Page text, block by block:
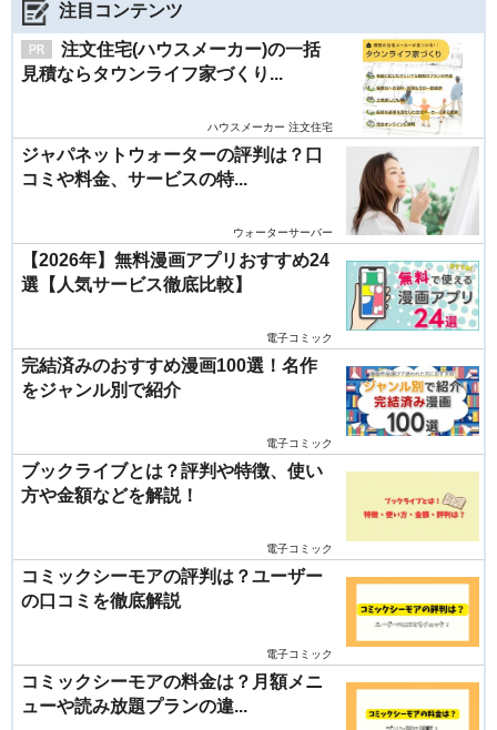
注目コンテンツ
注文住宅(ハウスメーカー)の一括
見積ならタウンライフ家づくり...
ハウスメーカー 注文住宅
ジャパネットウォーターの評判は？口
コミや料金、サービスの特...
ウォーターサーバー
【2026年】無料漫画アプリおすすめ24
選【人気サービス徹底比較】
電子コミック
完結済みのおすすめ漫画100選！名作
をジャンル別で紹介
電子コミック
ブックライブとは？評判や特徴、使い
方や金額などを解説！
電子コミック
コミックシーモアの評判は？ユーザー
の口コミを徹底解説
電子コミック
コミックシーモアの料金は？月額メニ
ューや読み放題プランの違...